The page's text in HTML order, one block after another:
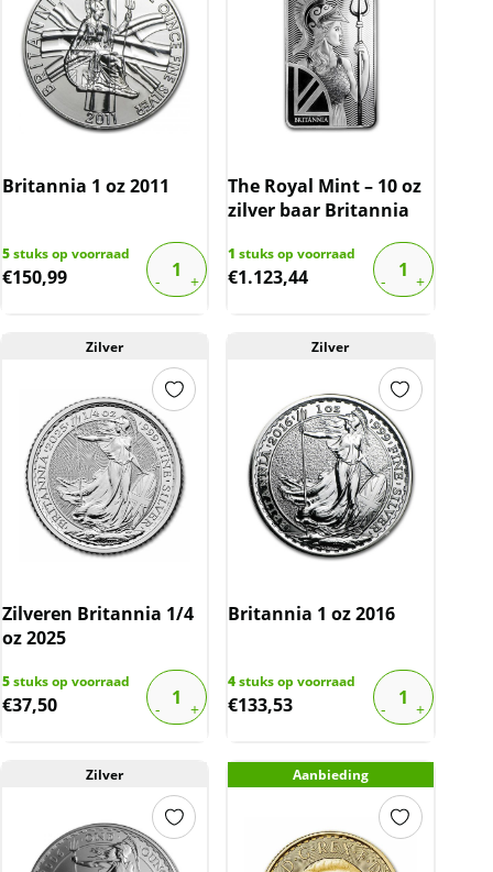
Britannia 1 oz 2011
5stuks op voorraad
€150,99
The Royal Mint – 10 oz
zilver baar Britannia
1 stuks op voorraad
€1.123,44
Zilver
Zilveren Britannia 1/4
oz 2025
5stuks op voorraad
€37,50
Zilver
Britannia 1 oz 2016
4stuks op voorraad
€133,53
Zilver Aanbieding